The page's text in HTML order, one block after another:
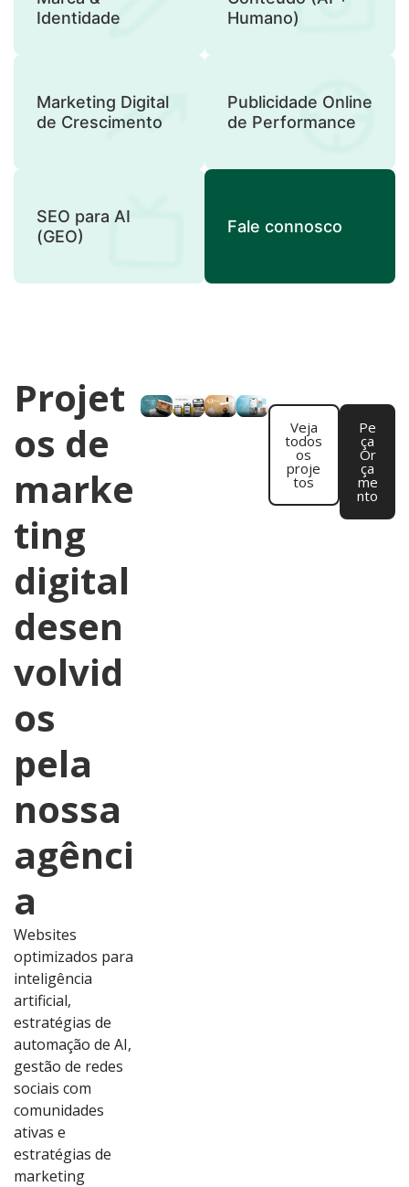
Identidade
Humano)
Marketing Digital
de Crescimento
Publicidade Online
de Performance
SEO para AI
(GEO)
Fale connosco
Projet
os de
marke
ting
digital
desen
volvid
os
pela
nossa
agênci
a
Websites
optimizados para
inteligência
artificial,
estratégias de
automação de AI,
gestão de redes
sociais com
comunidades
ativas e
estratégias de
marketing
Veja
todos
os
proje
tos
Pe
ça
Or
ça
me
nto